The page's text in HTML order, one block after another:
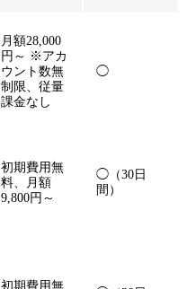
月額28,000
円～ ※アカ
ウント数無
制限、従量
課金なし
◯
初期費用無
料、月額
9,800円～
◯（30日
間）
初期費用無